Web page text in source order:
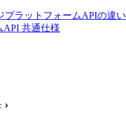
プラットフォームAPIの違い
API 共通仕様